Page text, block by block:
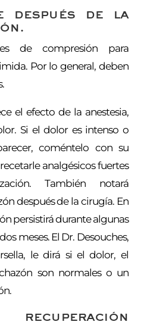
después de la
de compresión para
Por lo general, deben
el efecto de la anestesia,
Si el dolor es intenso o
coméntelo con su
analgésicos fuertes
También notará
después de la cirugía. En
persistirá durante algunas
meses. El Dr. Desouches,
le dirá si el dolor, el
son normales o un